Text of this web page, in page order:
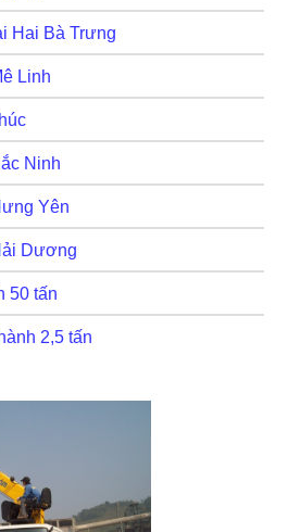
Hai Bà Trưng
Linh
Ninh
Yên
Dương
50 tấn
2,5 tấn